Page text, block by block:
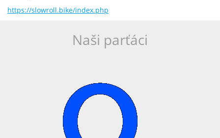
https://slowroll.bike/index.php
Naši parťáci